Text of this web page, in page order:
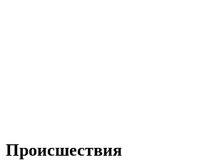
Происшествия